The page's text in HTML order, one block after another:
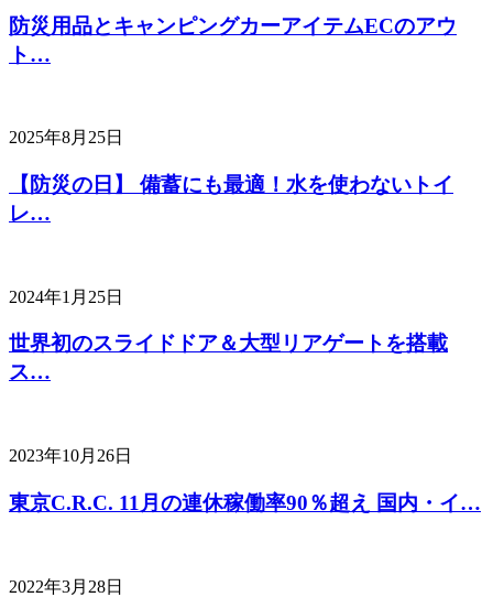
防災用品とキャンピングカーアイテムECのアウ
ト…
2025年8月25日
【防災の日】 備蓄にも最適！水を使わないトイ
レ…
2024年1月25日
世界初のスライドドア＆大型リアゲートを搭載
ス…
2023年10月26日
東京C.R.C. 11月の連休稼働率90％超え 国内・イ…
2022年3月28日